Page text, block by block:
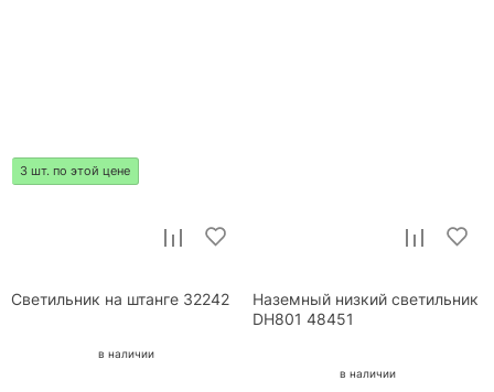
3 шт. по этой цене
Светильник на штанге 32242
в наличии
Наземный низкий светильник
DH801 48451
в наличии